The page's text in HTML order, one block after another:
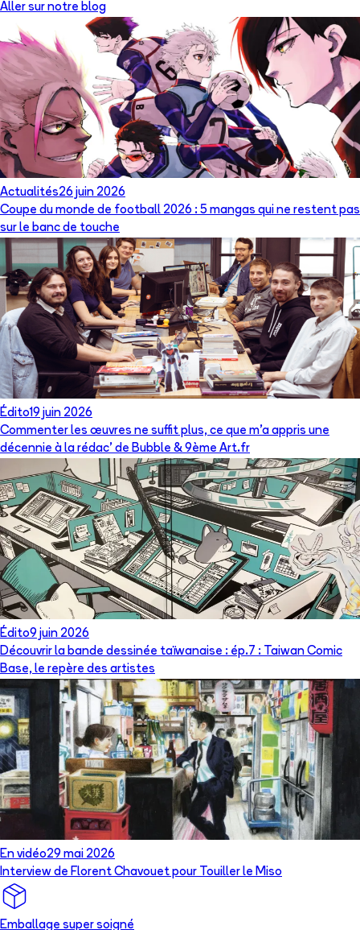
Aller sur notre blog
Actualités26 juin 2026
Coupe du monde de football 2026 : 5 mangas qui ne restent pas
sur le banc de touche
Édito19 juin 2026
Commenter les œuvres ne suffit plus, ce que m’a appris une
décennie à la rédac’ de Bubble & 9ème Art.fr
Édito9 juin 2026
Découvrir la bande dessinée taïwanaise : ép.7 : Taiwan Comic
Base, le repère des artistes
En vidéo29 mai 2026
Interview de Florent Chavouet pour Touiller le Miso
Emballage super soigné